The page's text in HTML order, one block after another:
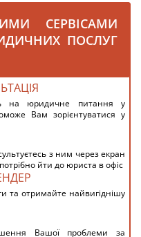
СЕРВІСАМИ
ПОСЛУГ
на юридичне питання у
Вам зорієнтуватися у
з ним через екран
йти до юриста в офіс
та отримайте найвигіднішу
Вашої проблеми за